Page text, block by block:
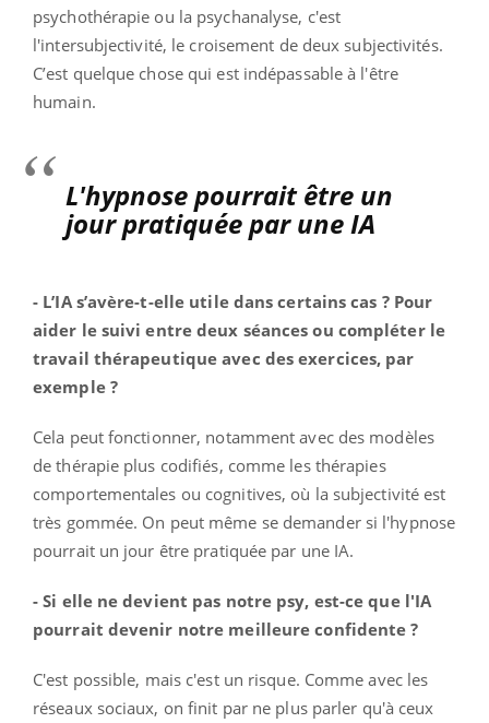
psychothérapie ou la psychanalyse, c'est
l'intersubjectivité, le croisement de deux subjectivités.
C’est quelque chose qui est indépassable à l'être
humain.
L'hypnose pourrait être un
jour pratiquée par une IA
- L’IA s’avère-t-elle utile dans certains cas ? Pour
aider le suivi entre deux séances ou compléter le
travail thérapeutique avec des exercices, par
exemple ?
Cela peut fonctionner, notamment avec des modèles
de thérapie plus codifiés, comme les thérapies
comportementales ou cognitives, où la subjectivité est
très gommée. On peut même se demander si l'hypnose
pourrait un jour être pratiquée par une IA.
- Si elle ne devient pas notre psy, est-ce que l'IA
pourrait devenir notre meilleure confidente ?
C'est possible, mais c'est un risque. Comme avec les
réseaux sociaux, on finit par ne plus parler qu'à ceux